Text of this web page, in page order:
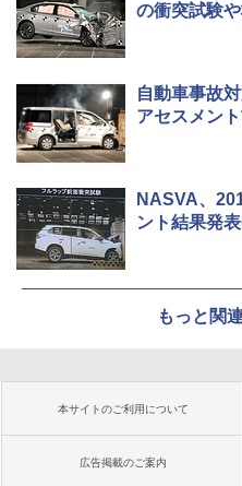
の衝突試験
自動車事故
アセスメン
NASVA、
ント結果発
もっと関
本サイトのご利用について
広告掲載のご案内